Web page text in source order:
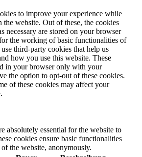
to improve your experience while
the website. Out of these, the cookies
necessary are stored on your browser
the working of basic functionalities of
third-party cookies that help us
how you use this website. These
in your browser only with your
the option to opt-out of these cookies.
of these cookies may affect your
absolutely essential for the website to
cookies ensure basic functionalities
the website, anonymously.